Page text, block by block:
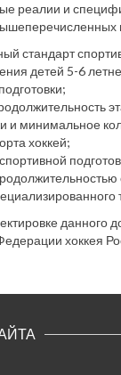
реалии и
стандарт
детей 5-6
и минимальное
хоккей;
данного
хоккея